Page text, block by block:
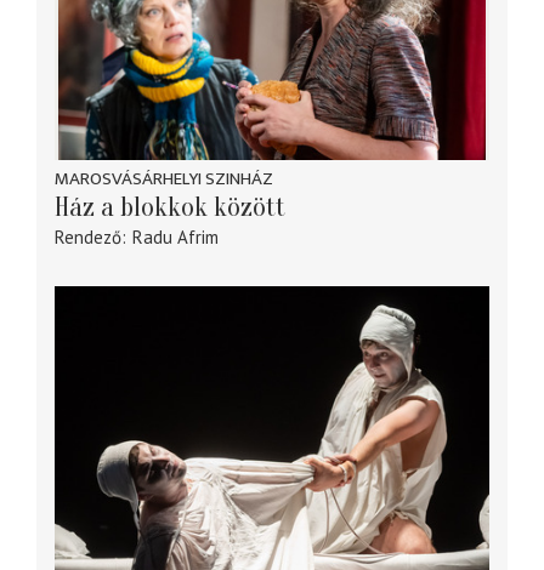
MAROSVÁSÁRHELYI SZINHÁZ
Ház a blokkok között
Rendező Radu Afrim